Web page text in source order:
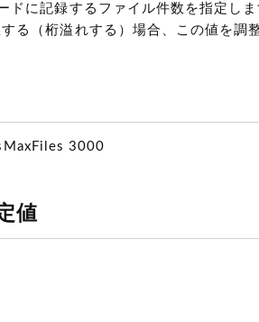
ドに記録するファイル件数を指定し
る（桁溢れする）場合、この値を調
3000
値